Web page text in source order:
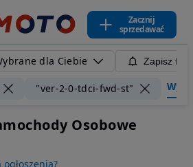
Zacznij
sprzedawać
dla Ciebie Zapisz
"ver-2-0-tdci-fwd-st"
Osobowe